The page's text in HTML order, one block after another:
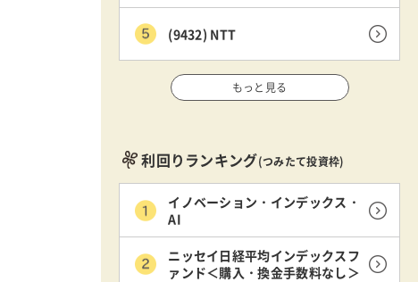
(9432) NTT
もっと見る
利回りランキング(つみたて投資枠)
イノベーション・インデックス・
AI
ニッセイ日経平均インデックスフ
ァンド＜購入・換金手数料なし＞